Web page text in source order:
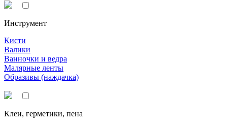
Инструмент
Кисти
Валики
Ванночки и ведра
Малярные ленты
Образивы (наждачка)
Клеи, герметики, пена